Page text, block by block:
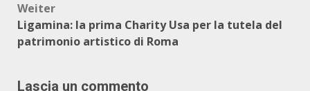
Weiter
Ligamina: la prima Charity Usa per la tutela del
patrimonio artistico di Roma
Lascia un commento